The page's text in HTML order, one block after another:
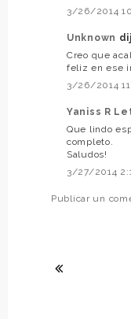
3/26/2014
Unknown
Creo que
feliz en ese
3/26/2014
Yaniss R
Que lindo
completo.
Saludos!
3/27/2014
Publicar un